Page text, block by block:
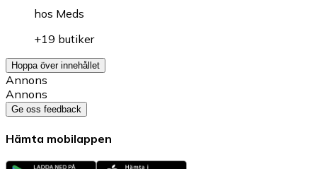
hos Meds
+19 butiker
Hoppa över innehållet
Annons
Annons
Ge oss feedback
Hämta mobilappen